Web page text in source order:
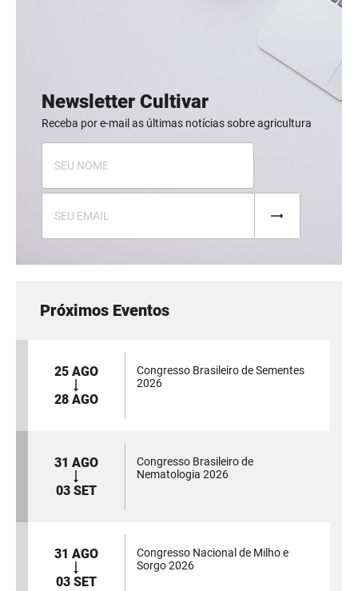
Newsletter Cultivar
Receba por e-mail as últimas notícias sobre agricultura
Próximos Eventos
25 AGO
28 AGO
Congresso Brasileiro de Sementes
2026
31 AGO
03 SET
Congresso Brasileiro de
Nematologia 2026
31 AGO
03 SET
Congresso Nacional de Milho e
Sorgo 2026